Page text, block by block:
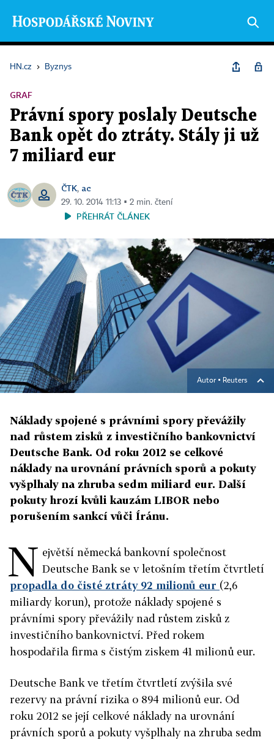
HN.cz › Byznys
GRAF
Právní spory poslaly Deutsche
Bank opět do ztráty. Stály ji už
7 miliard eur
ČTK, ac
29. 10. 2014 11:13 ▪ 2 min. čtení
PŘEHRÁT ČLÁNEK
Autor ▪ Reuters
Náklady spojené s právními spory převážily
nad růstem zisků z investičního bankovnictví
Deutsche Bank. Od roku 2012 se celkové
náklady na urovnání právních sporů a pokuty
vyšplhaly na zhruba sedm miliard eur. Další
pokuty hrozí kvůli kauzám LIBOR nebo
porušením sankcí vůči Íránu.
N ejvětší německá bankovní společnost
Deutsche Bank se v letošním třetím čtvrtletí
propadla do čisté ztráty 92 milionů eur (2,6
miliardy korun), protože náklady spojené s
právními spory převážily nad růstem zisků z
investičního bankovnictví. Před rokem
hospodařila firma s čistým ziskem 41 milionů eur.
Deutsche Bank ve třetím čtvrtletí zvýšila své
rezervy na právní rizika o 894 milionů eur. Od
roku 2012 se její celkové náklady na urovnání
právních sporů a pokuty vyšplhaly na zhruba sedm